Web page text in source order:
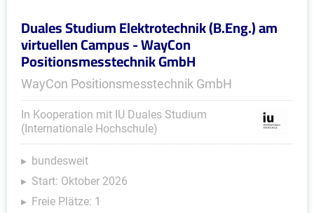
Duales Studium Elektrotechnik (B.Eng.) am
virtuellen Campus - WayCon
Positionsmesstechnik GmbH
WayCon Positionsmesstechnik GmbH
In Kooperation mit IU Duales Studium
(Internationale Hochschule)
bundesweit
Start: Oktober 2026
Freie Plätze: 1